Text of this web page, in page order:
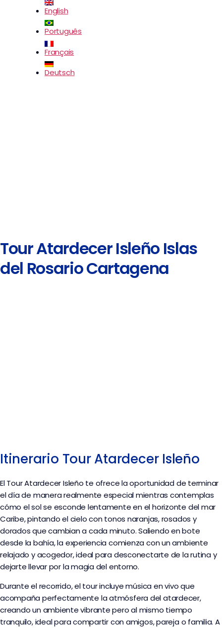
English
Português
Français
Deutsch
Tour Atardecer Isleño Islas
del Rosario Cartagena
Itinerario Tour Atardecer Isleño
El Tour Atardecer Isleño te ofrece la oportunidad de terminar
el día de manera realmente especial mientras contemplas
cómo el sol se esconde lentamente en el horizonte del mar
Caribe, pintando el cielo con tonos naranjas, rosados y
dorados que cambian a cada minuto. Saliendo en bote
desde la bahía, la experiencia comienza con un ambiente
relajado y acogedor, ideal para desconectarte de la rutina y
dejarte llevar por la magia del entorno.
Durante el recorrido, el tour incluye música en vivo que
acompaña perfectamente la atmósfera del atardecer,
creando un ambiente vibrante pero al mismo tiempo
tranquilo, ideal para compartir con amigos, pareja o familia. A